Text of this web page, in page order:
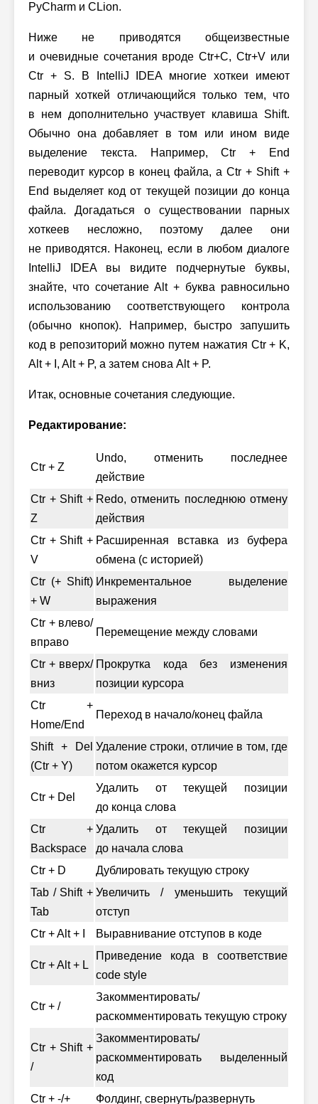
PyCharm и CLion.
Ниже не приводятся общеизвестные
и очевидные сочетания вроде Ctr+C, Ctr+V или
Ctr + S. В IntelliJ IDEA многие хоткеи имеют
парный хоткей отличающийся только тем, что
в нем дополнительно участвует клавиша Shift.
Обычно она добавляет в том или ином виде
выделение текста. Например, Ctr + End
переводит курсор в конец файла, а Ctr + Shift +
End выделяет код от текущей позиции до конца
файла. Догадаться о существовании парных
хоткеев несложно, поэтому далее они
не приводятся. Наконец, если в любом диалоге
IntelliJ IDEA вы видите подчернутые буквы,
знайте, что сочетание Alt + буква равносильно
использованию соответствующего контрола
(обычно кнопок). Например, быстро запушить
код в репозиторий можно путем нажатия Ctr + K,
Alt + I, Alt + P, а затем снова Alt + P.
Итак, основные сочетания следующие.
Редактирование:
Ctr + Z
Undo, отменить последнее
действие
Ctr + Shift +
Z
Redo, отменить последнюю отмену
действия
Ctr + Shift +
V
Расширенная вставка из буфера
обмена (с историей)
Ctr (+ Shift)
+ W
Инкрементальное выделение
выражения
Ctr + влево/
вправо
Перемещение между словами
Ctr + вверх/
вниз
Прокрутка кода без изменения
позиции курсора
Ctr +
Home/End
Переход в начало/конец файла
Shift + Del
(Ctr + Y)
Удаление строки, отличие в том, где
потом окажется курсор
Ctr + Del
Удалить от текущей позиции
до конца слова
Ctr +
Backspace
Удалить от текущей позиции
до начала слова
Ctr + D
Дублировать текущую строку
Tab / Shift +
Tab
Увеличить / уменьшить текущий
отступ
Ctr + Alt + I
Выравнивание отступов в коде
Ctr + Alt + L
Приведение кода в соответствие
code style
Ctr + /
Закомментировать/
раскомментировать текущую строку
Ctr + Shift +
/
Закомментировать/
раскомментировать выделенный
код
Ctr + -/+
Фолдинг, свернуть/развернуть